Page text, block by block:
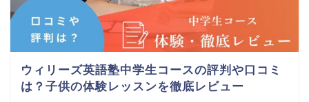
ウィリーズ英語塾中学生コースの評判や口コミ
は？子供の体験レッスンを徹底レビュー